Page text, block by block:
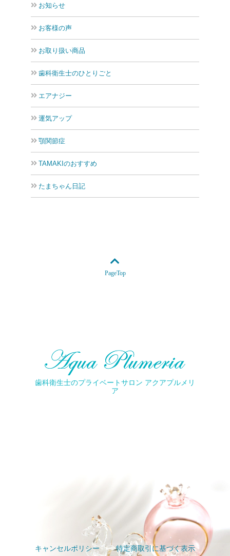
お知らせ
お客様の声
お取り扱い商品
歯科衛生士のひとりごと
エアナジー
運気アップ
顎関節症
TAMAKIのおすすめ
たまちゃん日記
PageTop
歯科衛生士のプライベートサロン アクアプルメリ
ア
キャンセルポリシー 特定商取引に基づく表示